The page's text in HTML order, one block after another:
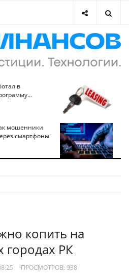
в
мошенники
смартфоны
копить на
городах РК
ПРОСМОТРОВ: 938